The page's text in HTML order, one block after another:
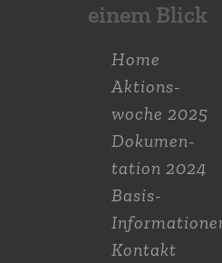
einem Blick
Home
Aktions­
woche 2025
Dokumen­
tation 2024
Basis-
Kontakt